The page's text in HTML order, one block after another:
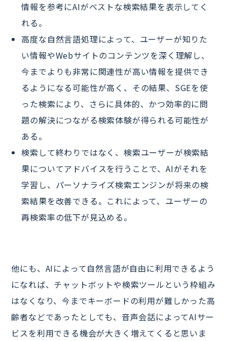
情報を参考にAIがベストな検索結果を表示してく
れる。
高度な自然言語処理によって、ユーザーが知りた
い情報やWebサイトのコンテンツを深く理解し、
今までよりも非常に関連性が高い情報を提供でき
るようになる可能性が高く、その結果、SGEを使
った検索により、さらに具体的、かつ効率的に問
題の解決につながる検索体験が得られる可能性が
ある。
検索して終わりではなく、検索ユーザーが検索結
果についてアドバイスを行うことで、AIがそれを
学習し、パーソナライズ検索エンジンが将来の検
索結果を改善できる。これによって、ユーザーの
再検索率の低下が見込める。
他にも、AIによって自然言語が自由に利用できるよう
になれば、チャットボットや検索ツールという枠組み
はなくなり、今までキーボードの利用が難しかった高
齢者などであったとしても、音声会話によってAIサー
ビスを利用できる機会が大きく増えてくると思いま